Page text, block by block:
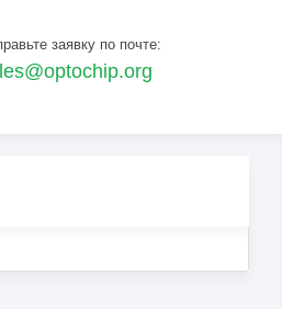
заявку по почте: